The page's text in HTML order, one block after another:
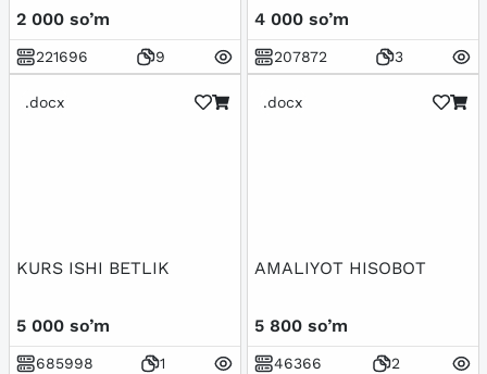
2 000 so’m
221696 9
senariysi
4 000 so’m
207872 3
.docx
KURS ISHI BETLIK
5 000 so’m
685998 1
.docx
AMALIYOT HISOBOT
5 800 so’m
46366 2